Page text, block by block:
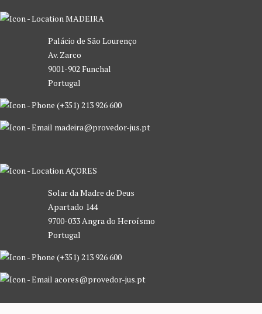
MADEIRA
Palácio de São Lourenço
Av. Zarco
9001-902 Funchal
Portugal
(+351) 213 926 600
madeira@provedor-jus.pt
AÇORES
Solar da Madre de Deus
Apartado 144
9700-033 Angra do Heroísmo
Portugal
(+351) 213 926 600
acores@provedor-jus.pt